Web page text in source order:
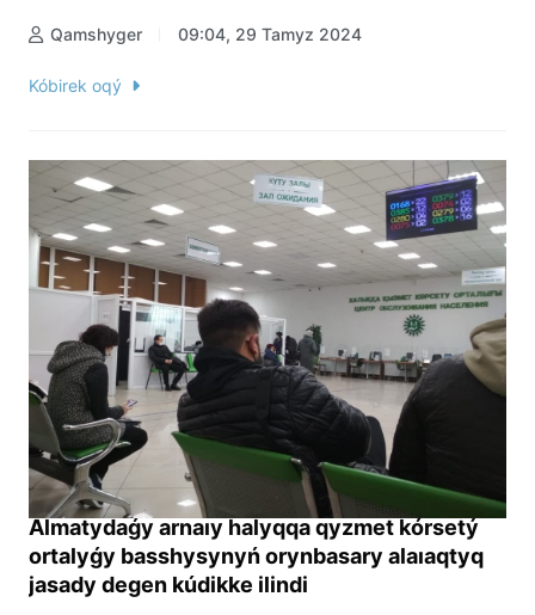
Qamshyger 09:04, 29 Tamyz 2024
Kóbirek oqý
Almatydaǵy arnaıy halyqqa qyzmet kórsetý
ortalyǵy basshysynyń orynbasary alaıaqtyq
jasady degen kúdikke ilindi